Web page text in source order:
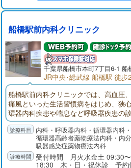
船橋駅前内科クリニック
千葉県船橋市本町7丁目6-1 船
JR中央･総武線 船橋駅 徒歩
船橋駅前内科クリニックでは、高血圧
痛風といった生活習慣病をはじめ、狭
環器内科疾患や喘息など呼吸器疾患の
ております。常に患者様お一人おひと
上を念頭においた医療を提供していく
内科・呼吸器内科・循環器内科
循環器高齢者薬物療法内科・内
吸器感染症薬物療法内科
受付時間 月火水金土 09:30
18:30 木・日・祝休診 予